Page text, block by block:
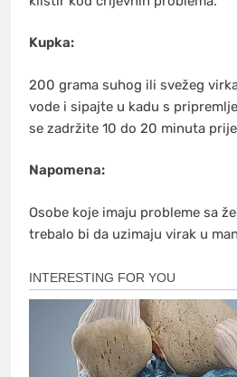
Kupka:
200 grama suhog ili svežeg
vode i sipajte u kadu s
se zadržite 10 do 20 minuta
Napomena:
Osobe koje imaju probleme sa
trebalo bi da uzimaju virak u